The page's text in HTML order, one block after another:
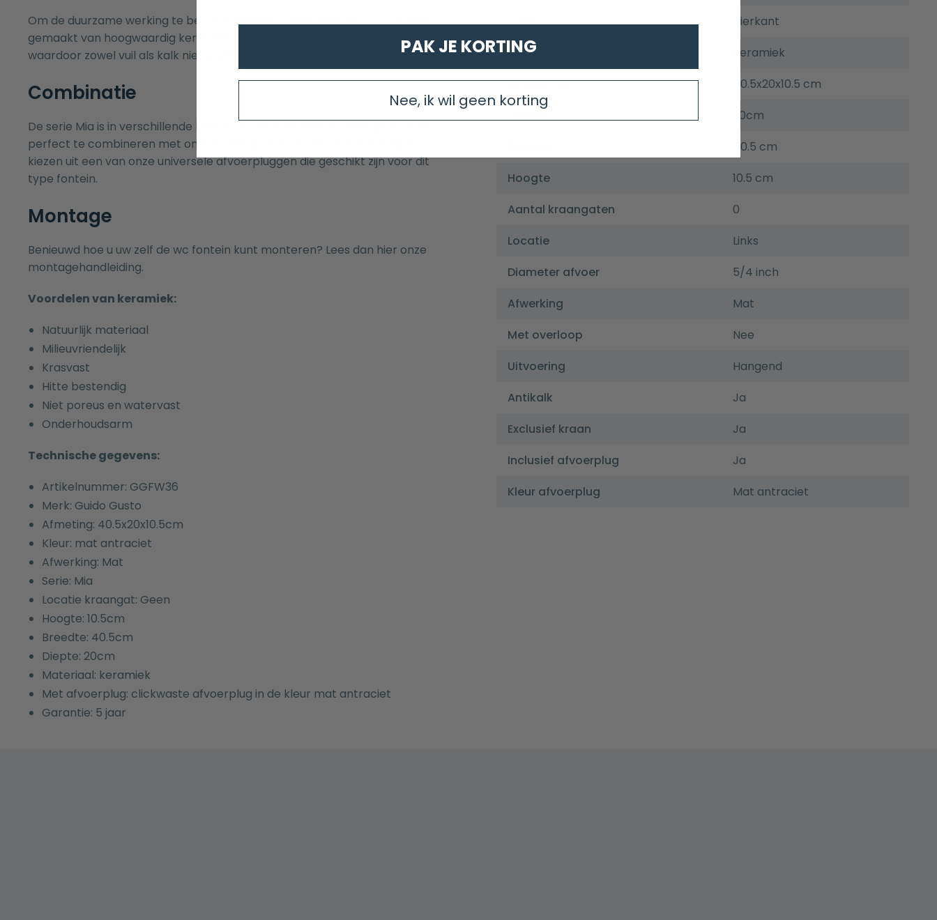
Om de duurzame werking te bewerkstelligen is het fonteinen assortiment
gemaakt van hoogwaardig keramiek dat is afgewerkt met een coating
waardoor zowel vuil als kalk niet makkelijk kan hechten.
Combinatie
De serie Mia is in verschillende kleuren en afwerkingen te verkrijgen en zijn
perfect te combineren met onze
kiezen uit een van onze universeleafvoerpluggendie geschikt zijn voor dit
type fontein.
Montage
Benieuwd hoe u uw zelf de wc fontein kunt monteren? Lees dan hier onze
montagehandleiding.
Voordelen van keramiek:
Natuurlijk materiaal
Milieuvriendelijk
Krasvast
Hitte bestendig
Niet poreus en watervast
Onderhoudsarm
Technische gegevens:
Artikelnummer: GGFW36
Merk: Guido Gusto
Afmeting: 40.5x20x10.5cm
Kleur: mat antraciet
Afwerking: Mat
Serie: Mia
Locatie kraangat: Geen
Hoogte: 10.5cm
Breedte: 40.5cm
Diepte: 20cm
Materiaal: keramiek
Met afvoerplug: clickwaste afvoerplug in de kleur mat antraciet
Garantie: 5 jaar
Vorm
Vierkant
Materiaal
Keramiek
Afmetingen
40.5x20x10.5 cm
20cm
40.5 cm
Hoogte
10.5 cm
Aantal kraangaten
0
Locatie
Links
Diameter afvoer
5/4 inch
Afwerking
Mat
Met overloop
Nee
Uitvoering
Hangend
Antikalk
Ja
Exclusief kraan
Ja
Inclusief afvoerplug
Ja
Kleur afvoerplug
Mat antraciet
PAK JE KORTING
Nee, ik wil geen korting